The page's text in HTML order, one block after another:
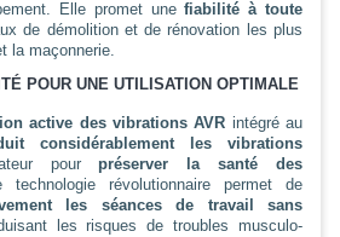
Elle promet unefiabilité à toute
de démolition et de rénovation les plus
la maçonnerie.
POUR UNE UTILISATION OPTIMALE
active des vibrations AVR intégré au
considérablement les vibrations
pourpréserver la santé des
technologie révolutionnaire permet de
les séances de travail sans
les risques de troubles musculo-